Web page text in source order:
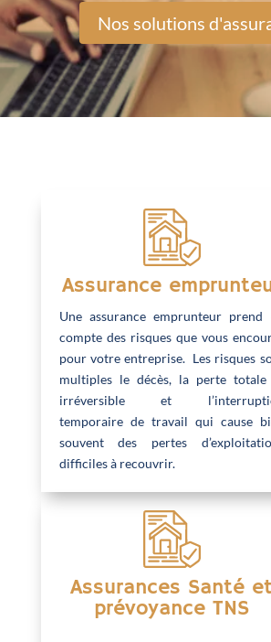
Nos solutions
Assurance
Une assurance emprunteur prend
compte des risques que vous
pour votre entreprise. Les risques
multiples le décès, la perte totale
irréversible et
temporaire de travail qui cause
souvent des pertes
difficiles à recouvrir.
Assurances Santé et
prévoyance TNS